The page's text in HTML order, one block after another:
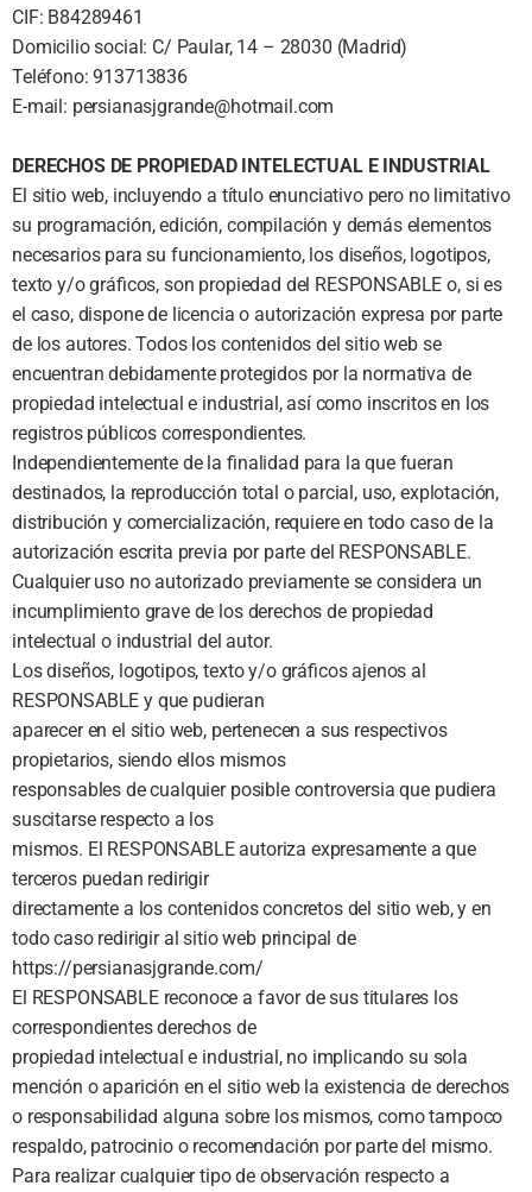
CIF: B84289461
Domicilio social: C/ Paular, 14 – 28030 (Madrid)
Teléfono: 913713836
E-mail: persianasjgrande@hotmail.com
DERECHOS DE PROPIEDAD INTELECTUAL E INDUSTRIAL
El sitio web, incluyendo a título enunciativo pero no limitativo
su programación, edición, compilación y demás elementos
necesarios para su funcionamiento, los diseños, logotipos,
texto y/o gráficos, son propiedad del RESPONSABLE o, si es
el caso, dispone de licencia o autorización expresa por parte
de los autores. Todos los contenidos del sitio web se
encuentran debidamente protegidos por la normativa de
propiedad intelectual e industrial, así como inscritos en los
registros públicos correspondientes.
Independientemente de la finalidad para la que fueran
destinados, la reproducción total o parcial, uso, explotación,
distribución y comercialización, requiere en todo caso de la
autorización escrita previa por parte del RESPONSABLE.
Cualquier uso no autorizado previamente se considera un
incumplimiento grave de los derechos de propiedad
intelectual o industrial del autor.
Los diseños, logotipos, texto y/o gráficos ajenos al
RESPONSABLE y que pudieran
aparecer en el sitio web, pertenecen a sus respectivos
propietarios, siendo ellos mismos
responsables de cualquier posible controversia que pudiera
suscitarse respecto a los
mismos. El RESPONSABLE autoriza expresamente a que
terceros puedan redirigir
directamente a los contenidos concretos del sitio web, y en
todo caso redirigir al sitio web principal de
https://persianasjgrande.com/
El RESPONSABLE reconoce a favor de sus titulares los
correspondientes derechos de
propiedad intelectual e industrial, no implicando su sola
mención o aparición en el sitio web la existencia de derechos
o responsabilidad alguna sobre los mismos, como tampoco
respaldo, patrocinio o recomendación por parte del mismo.
Para realizar cualquier tipo de observación respecto a